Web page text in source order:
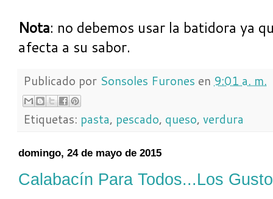
Nota: no debemos usar la batidora ya
afecta a su sabor.
Publicado por Sonsoles Furones en 9:01 a. m.
Etiquetas: pasta, pescado, queso, verdura
domingo, 24 de mayo de 2015
Calabacín Para Todos...Los